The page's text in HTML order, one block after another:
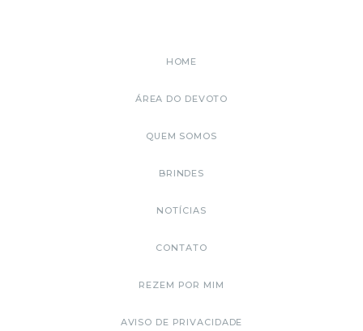
HOME
ÁREA DO DEVOTO
QUEM SOMOS
BRINDES
NOTÍCIAS
CONTATO
REZEM POR MIM
AVISO DE PRIVACIDADE